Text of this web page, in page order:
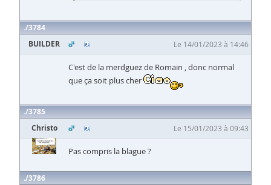
3784
BUILDER
Le 14/01/2023 à 14:46
C'est de la merdguez de Romain , donc normal
que ça soit plus cher
3785
Christo
Le 15/01/2023 à 09:43
Pas compris la blague ?
3786